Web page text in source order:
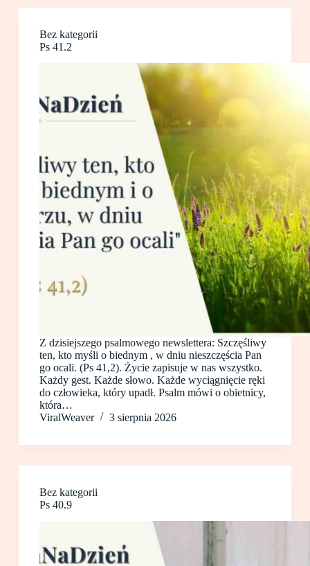
Bez kategorii
Ps 41.2
Z dzisiejszego psalmowego newslettera: Szczęśliwy
ten, kto myśli o biednym , w dniu nieszczęścia Pan
go ocali. (Ps 41,2). Życie zapisuje w nas wszystko.
Każdy gest. Każde słowo. Każde wyciągnięcie ręki
do człowieka, który upadł. Psalm mówi o obietnicy,
która…
ViralWeaver
3 sierpnia 2026
Bez kategorii
Ps 40.9